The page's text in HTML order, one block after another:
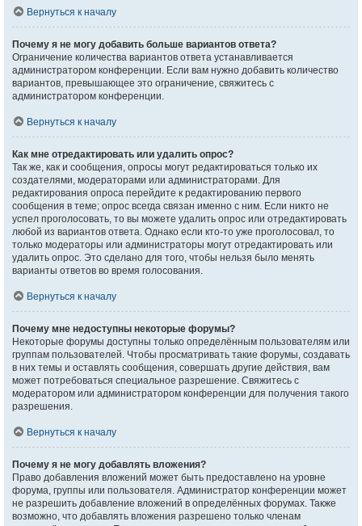
Вернуться к началу
Почему я не могу добавить больше вариантов ответа?
Ограничение количества вариантов ответа устанавливается
администратором конференции. Если вам нужно добавить количество
вариантов, превышающее это ограничение, свяжитесь с
администратором конференции.
Вернуться к началу
Как мне отредактировать или удалить опрос?
Так же, как и сообщения, опросы могут редактироваться только их
создателями, модераторами или администраторами. Для
редактирования опроса перейдите к редактированию первого
сообщения в теме; опрос всегда связан именно с ним. Если никто не
успел проголосовать, то вы можете удалить опрос или отредактировать
любой из вариантов ответа. Однако если кто-то уже проголосовал, то
только модераторы или администраторы могут отредактировать или
удалить опрос. Это сделано для того, чтобы нельзя было менять
варианты ответов во время голосования.
Вернуться к началу
Почему мне недоступны некоторые форумы?
Некоторые форумы доступны только определённым пользователям или
группам пользователей. Чтобы просматривать такие форумы, создавать
в них темы и оставлять сообщения, совершать другие действия, вам
может потребоваться специальное разрешение. Свяжитесь с
модератором или администратором конференции для получения такого
разрешения.
Вернуться к началу
Почему я не могу добавлять вложения?
Право добавления вложений может быть предоставлено на уровне
форума, группы или пользователя. Администратор конференции может
не разрешить добавление вложений в определённых форумах. Также
возможно, что добавлять вложения разрешено только членам